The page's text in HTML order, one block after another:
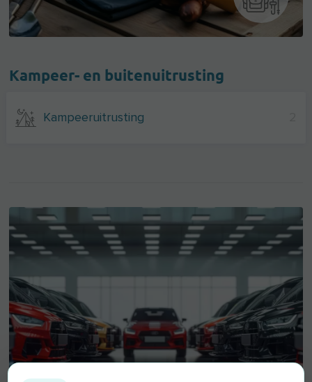
Kampeer- en buitenuitrusting
Kampeeruitrusting